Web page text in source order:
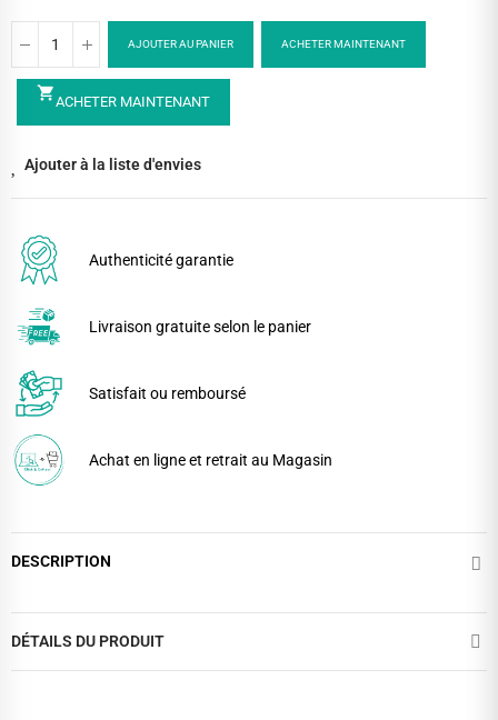
AJOUTER AU PANIER ACHETER MAINTENANT
shopping_cartACHETER MAINTENANT
Ajouter à la liste d'envies
Authenticité garantie
Livraison gratuite selon le panier
Satisfait ou remboursé
Achat en ligne et retrait au Magasin
DESCRIPTION
DÉTAILS DU PRODUIT